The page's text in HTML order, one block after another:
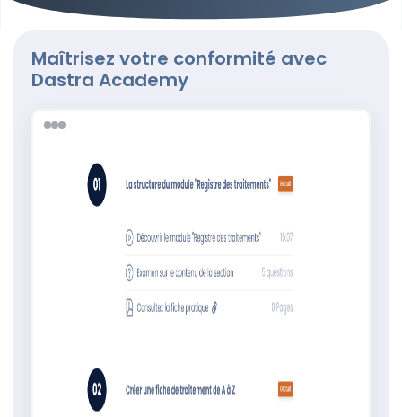
Maîtrisez votre conformité avec
Dastra Academy